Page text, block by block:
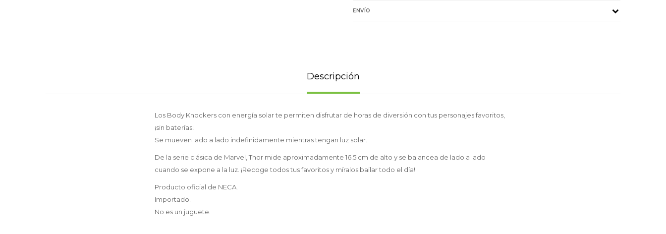
ENVÍO
Descripción
Los Body Knockers con energía solar te permiten disfrutar de horas de diversión con tus personajes favoritos,
¡sin baterías!
Se mueven lado a lado indefinidamente mientras tengan luz solar.
De la serie clásica de Marvel, Thor mide aproximadamente 16.5 cm de alto y se balancea de lado a lado
cuando se expone a la luz. ¡Recoge todos tus favoritos y míralos bailar todo el día!
Producto oficial de NECA.
Importado.
No es un juguete.